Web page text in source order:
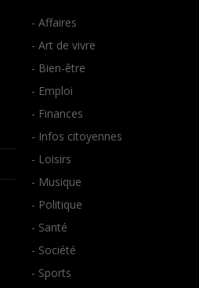
- Affaires
- Art de vivre
- Bien-être
- Emploi
- Finances
- Infos citoyennes
- Loisirs
- Musique
- Politique
- Santé
- Société
- Sports